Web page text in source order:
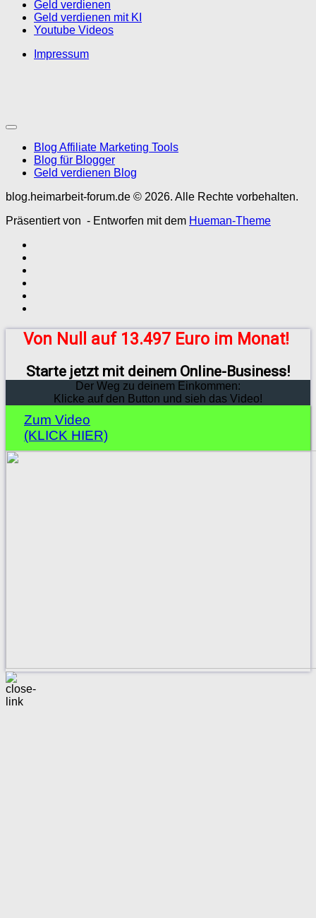
Geld verdienen
Geld verdienen mit KI
Youtube Videos
Impressum
Blog Affiliate Marketing Tools
Blog für Blogger
Geld verdienen Blog
blog.heimarbeit-forum.de © 2026. Alle Rechte vorbehalten.
Präsentiert von - Entworfen mit dem Hueman-Theme
Von Null auf 13.497 Euro im Monat!
Starte jetzt mit deinem Online-Business!
Der Weg zu deinem Einkommen:
Klicke auf den Button und sieh das Video!
Zum Video
(KLICK HIER)